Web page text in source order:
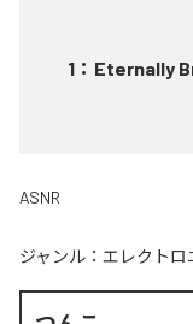
1 ： Eternally
ASNR
ジャンル： エレクトロ